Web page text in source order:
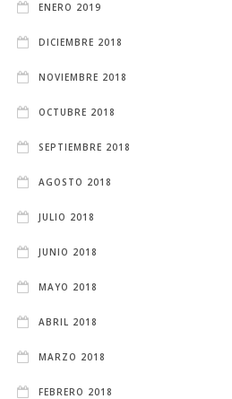
ENERO 2019
DICIEMBRE 2018
NOVIEMBRE 2018
OCTUBRE 2018
SEPTIEMBRE 2018
AGOSTO 2018
JULIO 2018
JUNIO 2018
MAYO 2018
ABRIL 2018
MARZO 2018
FEBRERO 2018